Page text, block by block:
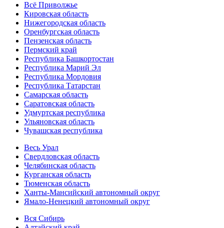
Всё Приволжье
Кировская область
Нижегородская область
Оренбургская область
Пензенская область
Пермский край
Республика Башкортостан
Республика Марий Эл
Республика Мордовия
Республика Татарстан
Самарская область
Саратовская область
Удмуртская республика
Ульяновская область
Чувашская республика
Весь Урал
Свердловская область
Челябинская область
Курганская область
Тюменская область
Ханты-Мансийский автономный округ
Ямало-Ненецкий автономный округ
Вся Сибирь